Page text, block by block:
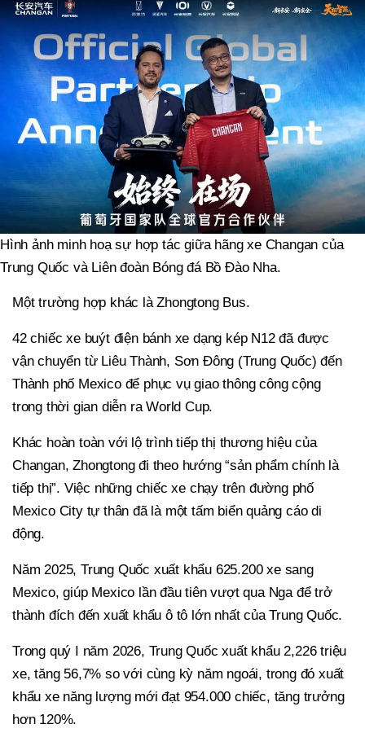
Hình ảnh minh hoạ sự hợp tác giữa hãng xe Changan của
Trung Quốc và Liên đoàn Bóng đá Bồ Đào Nha.
Một trường hợp khác là Zhongtong Bus.
42 chiếc xe buýt điện bánh xe dạng kép N12 đã được
vận chuyển từ Liêu Thành, Sơn Đông (Trung Quốc) đến
Thành phố Mexico để phục vụ giao thông công cộng
trong thời gian diễn ra World Cup.
Khác hoàn toàn với lộ trình tiếp thị thương hiệu của
Changan, Zhongtong đi theo hướng “sản phẩm chính là
tiếp thị”. Việc những chiếc xe chạy trên đường phố
Mexico City tự thân đã là một tấm biển quảng cáo di
động.
Năm 2025, Trung Quốc xuất khẩu 625.200 xe sang
Mexico, giúp Mexico lần đầu tiên vượt qua Nga để trở
thành đích đến xuất khẩu ô tô lớn nhất của Trung Quốc.
Trong quý I năm 2026, Trung Quốc xuất khẩu 2,226 triệu
xe, tăng 56,7% so với cùng kỳ năm ngoái, trong đó xuất
khẩu xe năng lượng mới đạt 954.000 chiếc, tăng trưởng
hơn 120%.